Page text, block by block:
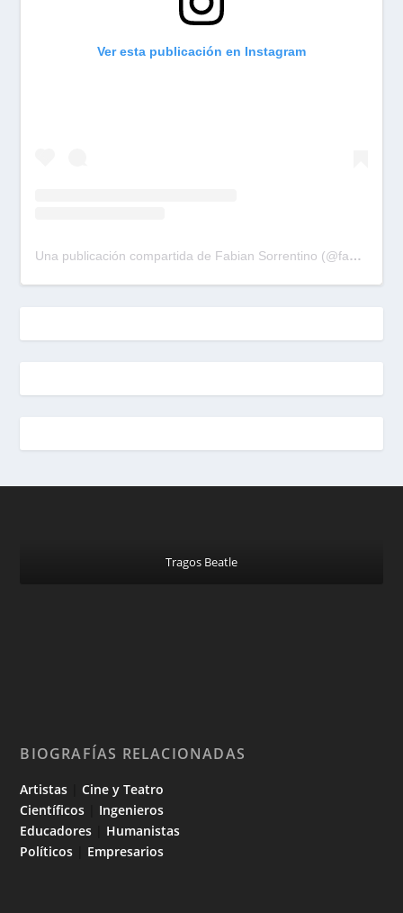
Ver esta publicación en Instagram
Una publicación compartida de Fabian Sorrentino (@fabiansonria)
Tragos Beatle
BIOGRAFÍAS RELACIONADAS
Artistas |Cine y Teatro
Científicos
Ingenieros
Educadores
Humanistas
Políticos
Empresarios